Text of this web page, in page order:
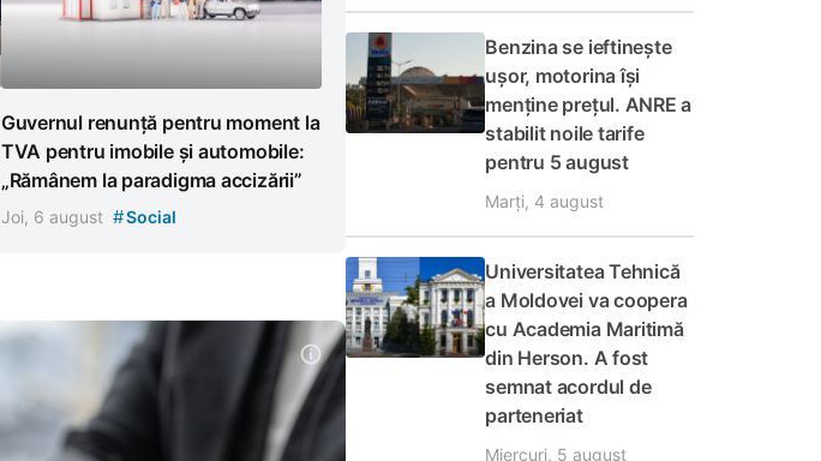
Guvernul renunță pentru moment la
TVA pentru imobile și automobile:
„Rămânem la paradigma accizării”
Joi, 6 august #Social
Benzina se ieftinește
ușor, motorina își
menține prețul. ANRE a
stabilit noile tarife
pentru 5 august
Marți, 4 august
Universitatea Tehnică
a Moldovei va coopera
cu Academia Maritimă
din Herson. A fost
semnat acordul de
parteneriat
Miercuri, 5 august